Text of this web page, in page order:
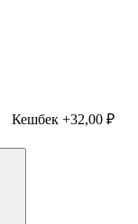
Кешбек +32,00 ₽